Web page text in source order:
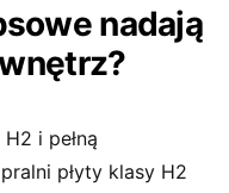
nadają
i pełną
płyty klasy H2